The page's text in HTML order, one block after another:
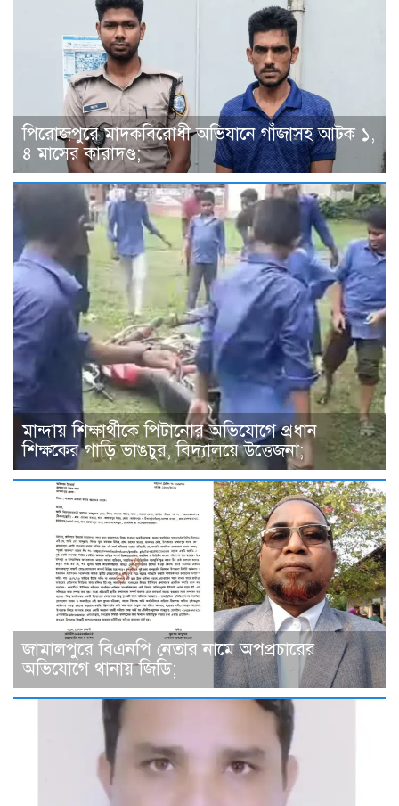
পিরোজপুরে মাদকবিরোধী অভিযানে গাঁজাসহ আটক ১,
৪ মাসের কারাদণ্ড;
মান্দায় শিক্ষার্থীকে পিটানোর অভিযোগে প্রধান
শিক্ষকের গাড়ি ভাঙচুর, বিদ্যালয়ে উত্তেজনা;
জামালপুরে বিএনপি নেতার নামে অপপ্রচারের
অভিযোগে থানায় জিডি;